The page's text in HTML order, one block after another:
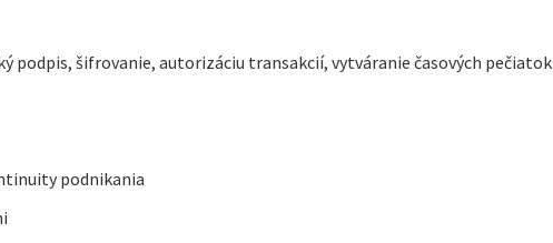
podpis, šifrovanie, autorizáciu transakcií, vytváranie časových pečiatok
podnikania